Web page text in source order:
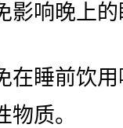
响晚上的
睡前饮用
质。